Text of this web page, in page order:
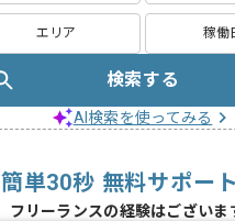
エリア 稼働
検索する
AI検索を使ってみる
簡単30秒 無料サポー
フリーランスの経験はございま